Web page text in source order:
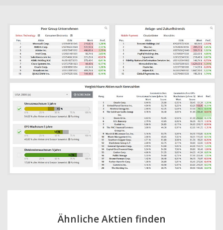
Ähnliche Aktien finden